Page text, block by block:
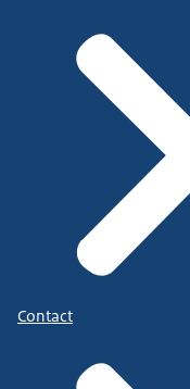
Contact